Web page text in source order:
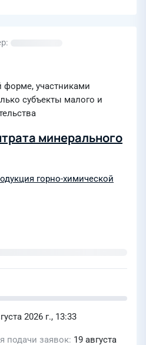
форме, участниками
субъекты малого и
минерального
горно-химической
2026 г., 13:33
подачи заявок 19 августа